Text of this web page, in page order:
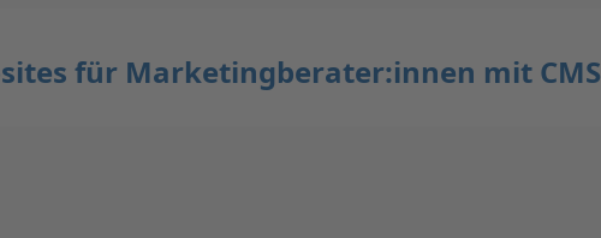
für Marketingberater:innen mit CMS